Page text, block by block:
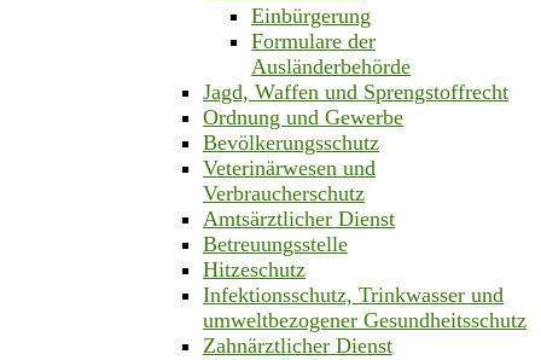
Einbürgerung
Formulare der
Ausländerbehörde
Jagd, Waffen und Sprengstoffrecht
Ordnung und Gewerbe
Bevölkerungsschutz
Veterinärwesen und
Verbraucherschutz
Amtsärztlicher Dienst
Betreuungsstelle
Hitzeschutz
Infektionsschutz, Trinkwasser und
umweltbezogener Gesundheitsschutz
Zahnärztlicher Dienst